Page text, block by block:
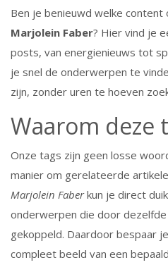
Ben je benieuwd welke
Marjolein Faber? Hier vind je
posts, van energienieuws tot
je snel de onderwerpen te
zijn, zonder uren te hoeven
Waarom deze
Onze tags zijn geen losse
manier om gerelateerde
Marjolein Faberkun je direct
onderwerpen die door
gekoppeld. Daardoor bespaar
compleet beeld van een